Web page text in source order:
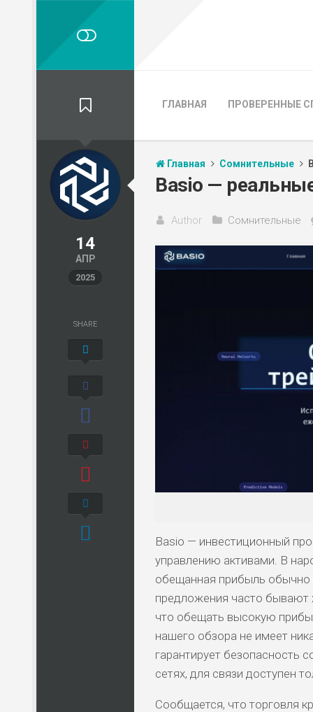
ГЛАВНАЯ ПРОВЕРЕННЫЕ
14
АПР
2025
Главная Сомнительные
Basio —
Author Сомнительные
Basio — инвестиционный
управлению активами. В
обещанная прибыль обычно
предложения часто бывают
что обещать высокую
нашего обзора не имеет
гарантирует безопасность
сетях, для связи доступен
Сообщается, что торговля
SHARE